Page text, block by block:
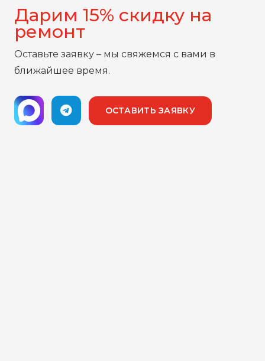
Дарим 15% скидку на
ремонт
Оставьте заявку – мы свяжемся с вами в
ближайшее время.
ОСТАВИТЬ ЗАЯВКУ